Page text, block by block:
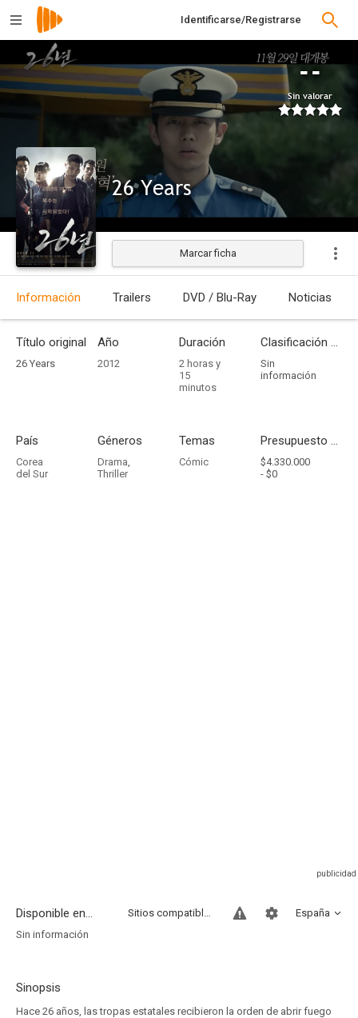
Identificarse/Registrarse
--
Sin valorar
26 Years
Estrenada
Marcar ficha
Información Trailers DVD / Blu-Ray Noticias
Título original
26 Years
Año
2012
Duración
2 horas y
15
minutos
Clasificación por edades
Sin
información
País
Corea
del Sur
Géneros
Drama,
Thriller
Temas
Cómic
Presupuesto - Ingresos
$4.330.000
- $0
Disponible en... España
Sitios compatibles
Sin información
Sinopsis
Hace 26 años, las tropas estatales recibieron la orden de abrir fuego